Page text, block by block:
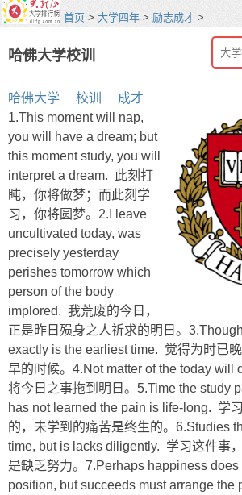
首页 > 大学四年 > 励志成才 >
哈佛大学校训
哈佛大学 校训
成才
1.This moment will nap,
you will have a dream; but
this moment study, you will
interpret a dream. 此刻打
盹，你将做梦；而此刻学
习，你将圆梦。2.I leave
uncultivated today, was
precisely yesterday
perishes tomorrow which
person of the body
implored. 我荒废的今日，
正是昨日殒身之人祈求的明日。
exactly is the earliest time. 觉得为时已
早的时候。4.Not matter of the today will
将今日之事拖到明日。5.Time the study
has not learned the pain is life-long. 学
的，未学到的痛苦是终生的。6.Studies
time, but is lacks diligently. 学习这件事
是缺乏努力。7.Perhaps happiness does
position, but succeeds must arrange